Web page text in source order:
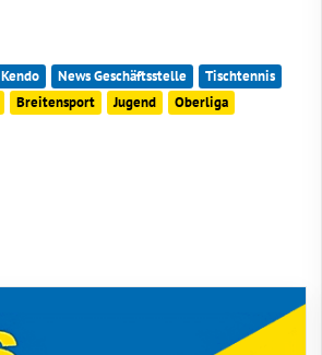
Kendo News Geschäftsstelle
Tischtennis
Breitensport Jugend
Oberliga